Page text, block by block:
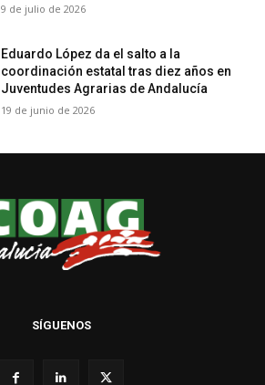
9 de julio de 2026
Eduardo López da el salto a la
coordinación estatal tras diez años en
Juventudes Agrarias de Andalucía
19 de junio de 2026
SÍGUENOS